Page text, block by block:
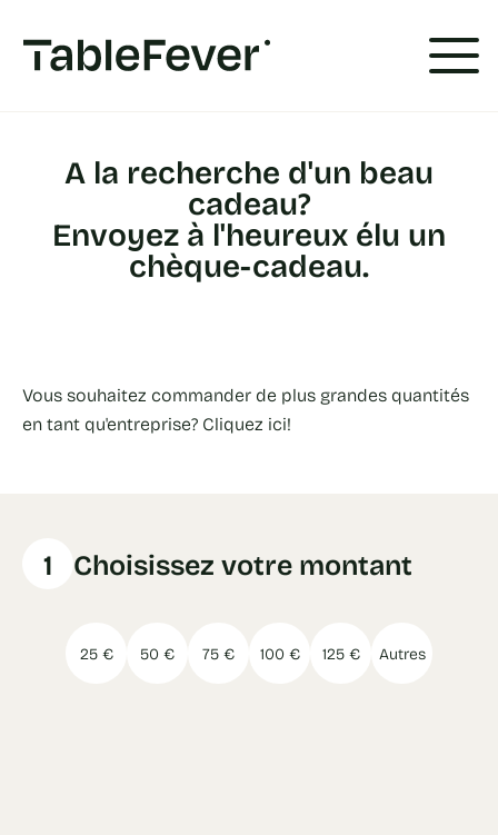
A la recherche d'un beau
cadeau?
Envoyez à l'heureux élu un
chèque-cadeau.
Vous souhaitez commander de plus grandes quantités
en tant qu'entreprise? Cliquez ici!
1 Choisissez votre montant
25 € 50 € 75 € 100 € 125 € Autres